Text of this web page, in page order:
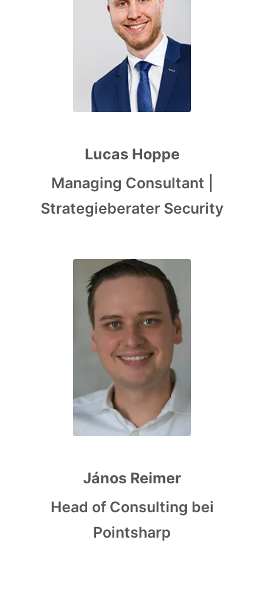
Lucas Hoppe
Managing Consultant |
Strategieberater Security
János Reimer
Head of Consulting bei
Pointsharp